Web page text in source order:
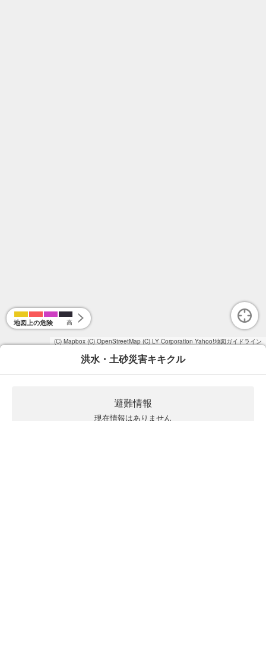
(C) Mapbox (C) OpenStreetMap (C) LY Corporation Yahoo!地図ガイドライン
地図上の危険 高
洪水・土砂災害キキクル
避難情報
現在情報はありません